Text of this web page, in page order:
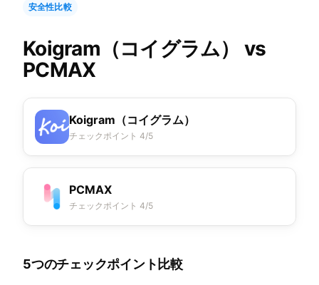
安全性比較
Koigram（コイグラム）
vs
PCMAX
Koigram（コイグラム）
チェックポイント 4/5
PCMAX
チェックポイント 4/5
5つのチェックポイント比較